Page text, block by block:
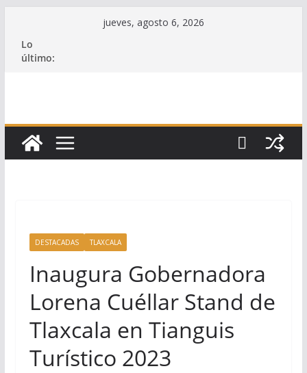
contenido
jueves, agosto 6, 2026
Lo
último:
DESTACADAS TLAXCALA
Inaugura Gobernadora
Lorena Cuéllar Stand de
Tlaxcala en Tianguis
Turístico 2023